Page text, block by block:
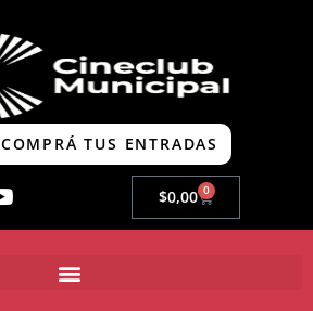
COMPRÁ TUS ENTRADAS
$0,00 0